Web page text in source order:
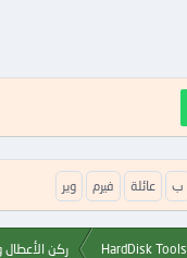
ب عائلة فيرم وير
ركن الأعطال